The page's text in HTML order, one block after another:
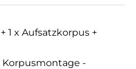
1 x Aufsatzkorpus +
-